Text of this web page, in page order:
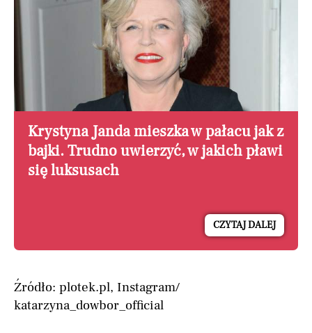
Krystyna Janda mieszka w pałacu jak z
bajki. Trudno uwierzyć, w jakich pławi
się luksusach
CZYTAJ DALEJ
Źródło: plotek.pl, Instagram/
katarzyna_dowbor_official